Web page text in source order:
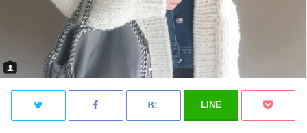
LINE